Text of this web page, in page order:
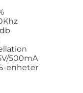
500mA
enheter